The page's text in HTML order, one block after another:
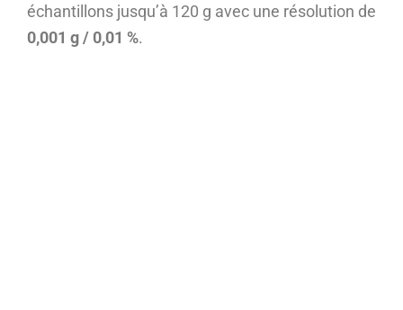
échantillons jusqu’à 120 g avec une résolution de
0,001 g / 0,01 %.